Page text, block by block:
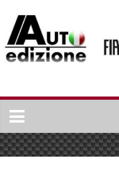
naar
inhoud
Auto
La
Gazetta